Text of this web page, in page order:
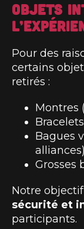
Objets
Pour des
certains
retirés :
Montres
Bagues
alliances)
Grosses
Notre
sécurité et
participants.